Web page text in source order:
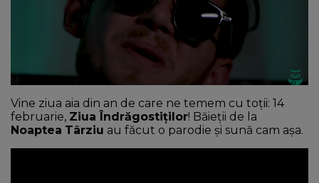
Vine ziua aia din an de care ne temem cu toții: 14
februarie, Ziua Îndrăgostiților! Băieții de la
Noaptea Târziu au făcut o parodie și sună cam așa.